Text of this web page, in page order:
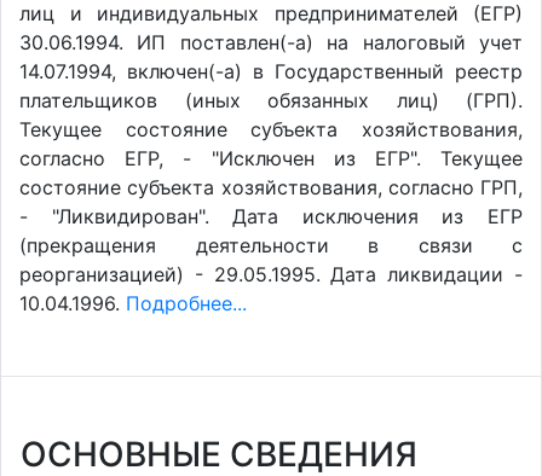
лиц и индивидуальных предпринимателей (ЕГР)
30.06.1994. ИП поставлен(-a) на налоговый учет
14.07.1994, включен(-a) в Государственный реестр
плательщиков (иных обязанных лиц) (ГРП).
Текущее состояние субъекта хозяйствования,
согласно ЕГР, - "Исключен из ЕГР". Текущее
состояние субъекта хозяйствования, согласно ГРП,
- "Ликвидирован". Дата исключения из ЕГР
(прекращения деятельности в связи с
реорганизацией) - 29.05.1995. Дата ликвидации -
10.04.1996. Подробнее...
ОСНОВНЫЕ СВЕДЕНИЯ